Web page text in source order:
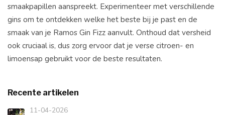
smaakpapillen aanspreekt. Experimenteer met verschillende
gins om te ontdekken welke het beste bij je past en de
smaak van je Ramos Gin Fizz aanvult. Onthoud dat versheid
ook cruciaal is, dus zorg ervoor dat je verse citroen- en
limoensap gebruikt voor de beste resultaten.
Recente artikelen
11-04-2026